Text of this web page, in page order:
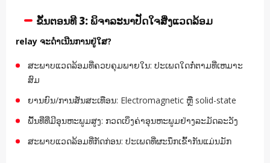
ຂັ້ນຕອນທີ 3: ພິຈາລະນາປັດໃຈສິ່ງແວດລ້ອມ
relay ຈະດໍາເນີນການຢູ່ໃສ?
ສະພາບແວດລ້ອມທີ່ຄວບຄຸມພາຍໃນ: ປະເພດໃດກໍ່ຕາມທີ່ເຫມາະ
ສົມ
ຍານຍົນ/ການສັ່ນສະເທືອນ: Electromagnetic ຫຼື solid-state
ພື້ນທີ່ທີ່ມີອຸນຫະພູມສູງ: ກວດເບິ່ງຄ່າອຸນຫະພູມຢ່າງລະມັດລະວັງ
ສະພາບແວດລ້ອມທີ່ກັດກ່ອນ: ປະເພດທີ່ຜະນຶກເຂົ້າກັນແມ່ນມັກ